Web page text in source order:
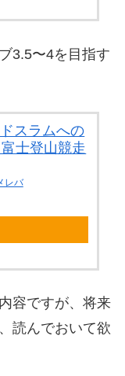
3.5〜4を目指す
スラムへの
士登山競走
レバ
容ですが、将来
読んでおいて欲